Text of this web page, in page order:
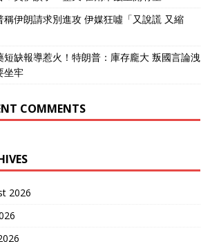
稱伊朗請求別進攻 伊媒狂噓「又說謊 又縮
短缺報導惹火！特朗普：庫存龐大 叛國言論洩
坐牢
COMMENTS
2026